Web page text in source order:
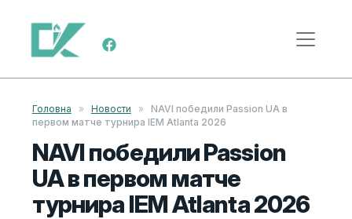
Перейти к содержимому
Меню навигации
Головна » Новости »
NAVI победили Passion UA в
первом матче турнира IEM Atlanta 2026
NAVI победили Passion
UA в первом матче
турнира IEM Atlanta 2026